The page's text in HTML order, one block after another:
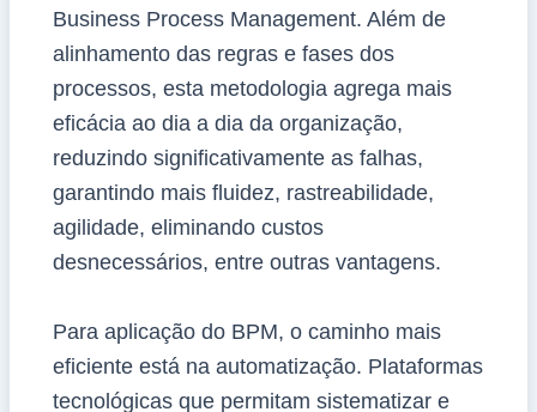
Business Process Management. Além de
alinhamento das regras e fases dos
processos, esta metodologia agrega mais
eficácia ao dia a dia da organização,
reduzindo significativamente as falhas,
garantindo mais fluidez, rastreabilidade,
agilidade, eliminando custos
desnecessários, entre outras vantagens.
Para aplicação do BPM, o caminho mais
eficiente está na automatização. Plataformas
tecnológicas que permitam sistematizar e